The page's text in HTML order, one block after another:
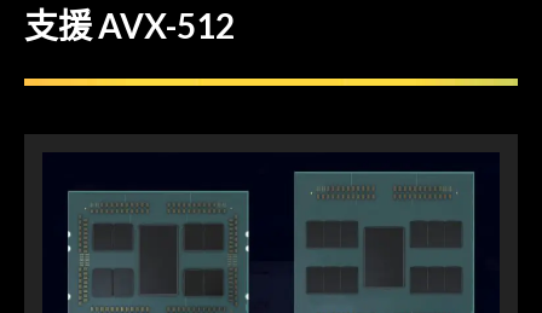
支援 AVX-512